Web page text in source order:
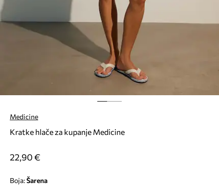
Medicine
Kratke hlače za kupanje Medicine
22,90 €
Boja: šarena